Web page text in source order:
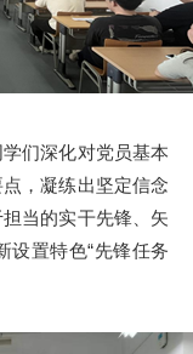
们深化对党员基本
，凝练出坚定信念
当的实干先锋、矢
设置特色“先锋任务